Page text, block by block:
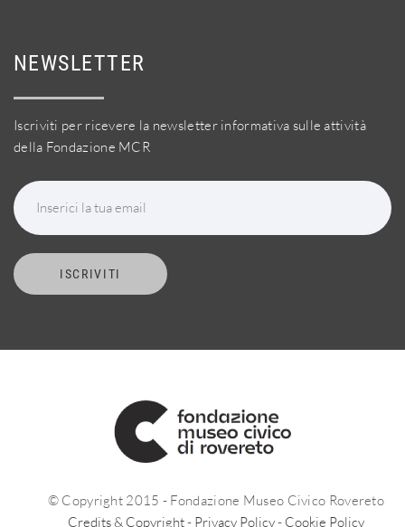
NEWSLETTER
Iscriviti per ricevere la newsletter informativa sulle attività
della Fondazione MCR
Inserici la tua email
ISCRIVITI
© Copyright 2015 - Fondazione Museo Civico Rovereto
Credits & Copyright- Privacy Policy- Cookie Policy